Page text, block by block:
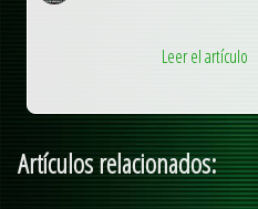
Leer el artículo
Artículos relacionados: